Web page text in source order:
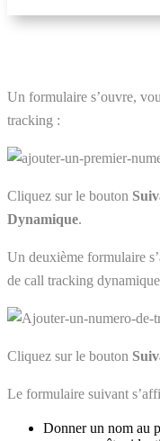
Un formulaire s’ouvre,
tracking :
Cliquez sur le bouton
Dynamique.
Un deuxième formulaire
de call tracking
Cliquez sur le bouton
Le formulaire suivant
Donner un nom au